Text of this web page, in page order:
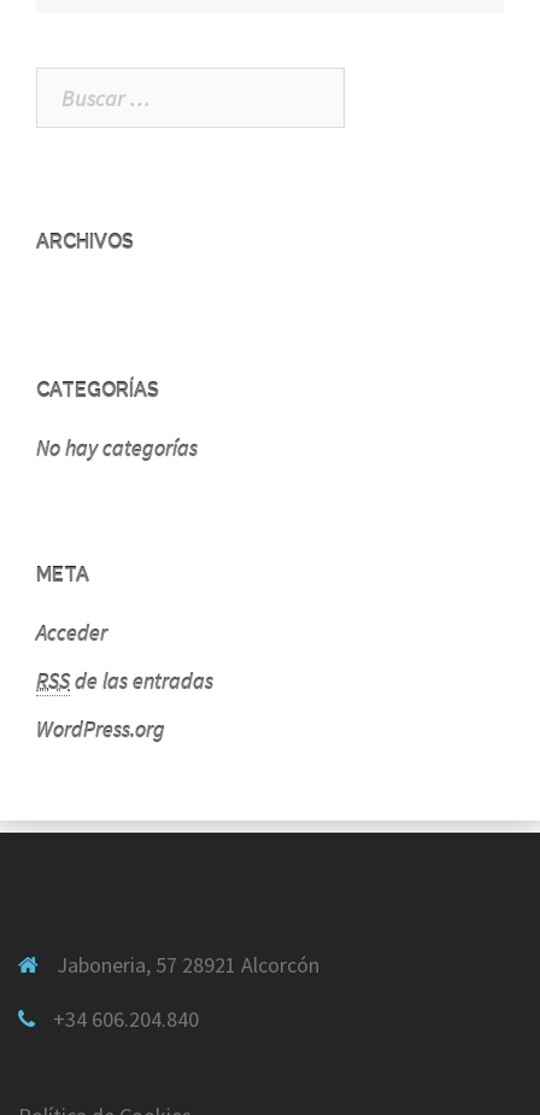
Buscar:
ARCHIVOS
CATEGORÍAS
No hay categorías
META
Acceder
RSSde las entradas
WordPress.org
Jaboneria, 57 28921 Alcorcón
+34 606.204.840